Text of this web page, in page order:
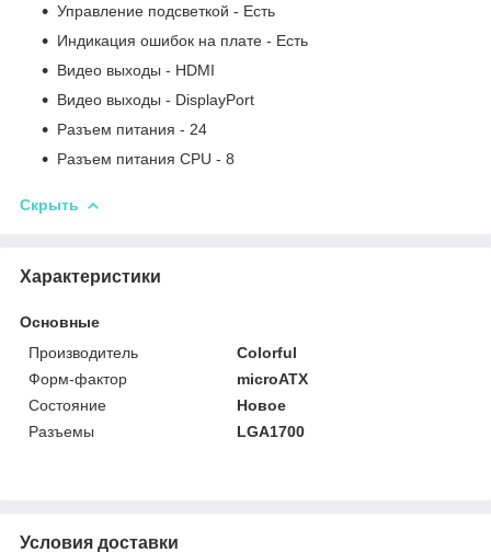
Управление подсветкой - Есть
Индикация ошибок на плате - Есть
Видео выходы - HDMI
Видео выходы - DisplayPort
Разъем питания - 24
Разъем питания CPU - 8
Скрыть
Характеристики
Основные
Производитель
Colorful
Форм-фактор
microATX
Состояние
Новое
Разъемы
LGA1700
Условия доставки